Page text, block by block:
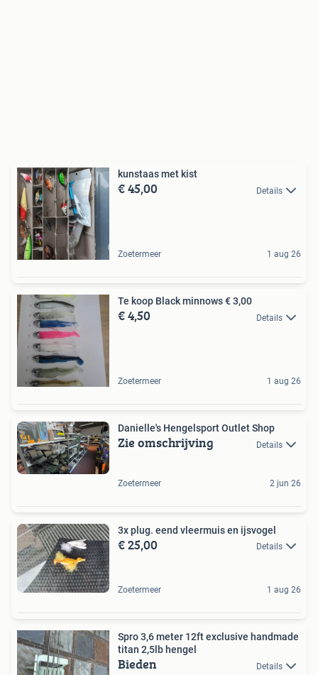
kunstaas met kist
€ 45,00 Details
Zoetermeer 1 aug 26
Te koop Black minnows € 3,00
€ 4,50 Details
Zoetermeer 1 aug 26
Danielle's Hengelsport Outlet Shop
Zie omschrijving Details
Zoetermeer 2 jun 26
3x plug. eend vleermuis en ijsvogel
€ 25,00 Details
Zoetermeer 1 aug 26
Spro 3,6 meter 12ft exclusive handmade
titan 2,5lb hengel
Bieden Details